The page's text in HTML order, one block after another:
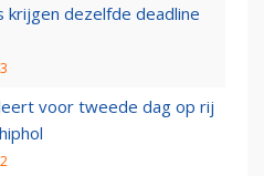
dezelfde deadline
voor tweede dag op rij